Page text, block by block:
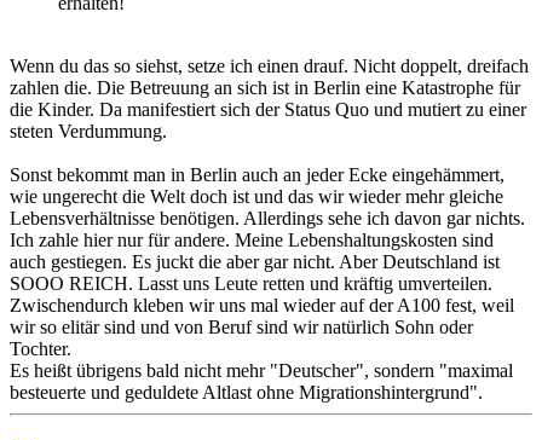
Wenn du das so siehst, setze ich einen drauf. Nicht doppelt, dreifach
zahlen die. Die Betreuung an sich ist in Berlin eine Katastrophe für
die Kinder. Da manifestiert sich der Status Quo und mutiert zu einer
steten Verdummung.
Sonst bekommt man in Berlin auch an jeder Ecke eingehämmert,
wie ungerecht die Welt doch ist und das wir wieder mehr gleiche
Lebensverhältnisse benötigen. Allerdings sehe ich davon gar nichts.
Ich zahle hier nur für andere. Meine Lebenshaltungskosten sind
auch gestiegen. Es juckt die aber gar nicht. Aber Deutschland ist
SOOO REICH. Lasst uns Leute retten und kräftig umverteilen.
Zwischendurch kleben wir uns mal wieder auf der A100 fest, weil
wir so elitär sind und von Beruf sind wir natürlich Sohn oder
Tochter.
Es heißt übrigens bald nicht mehr "Deutscher", sondern "maximal
besteuerte und geduldete Altlast ohne Migrationshintergrund".